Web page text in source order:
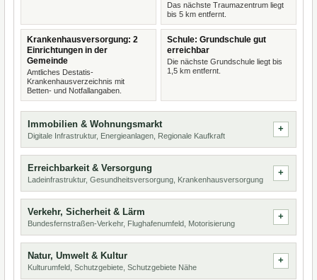
Das nächste Traumazentrum liegt
bis 5 km entfernt.
Krankenhausversorgung: 2
Einrichtungen in der
Gemeinde
Amtliches Destatis-
Krankenhausverzeichnis mit
Betten- und Notfallangaben.
Schule: Grundschule gut
erreichbar
Die nächste Grundschule liegt bis
1,5 km entfernt.
Immobilien & Wohnungsmarkt
Digitale Infrastruktur, Energieanlagen, Regionale Kaufkraft
Erreichbarkeit & Versorgung
Ladeinfrastruktur, Gesundheitsversorgung, Krankenhausversorgung
Verkehr, Sicherheit & Lärm
Bundesfernstraßen-Verkehr, Flughafenumfeld, Motorisierung
Natur, Umwelt & Kultur
Kulturumfeld, Schutzgebiete, Schutzgebiete Nähe